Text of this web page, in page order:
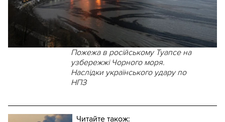
Пожежа в російському Туапсе на
узбережжі Чорного моря.
Наслідки українського удару по
НПЗ
Читайте також: